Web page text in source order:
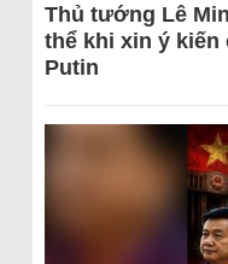
Thủ tướng Lê
thể khi xin ý kiến
Putin